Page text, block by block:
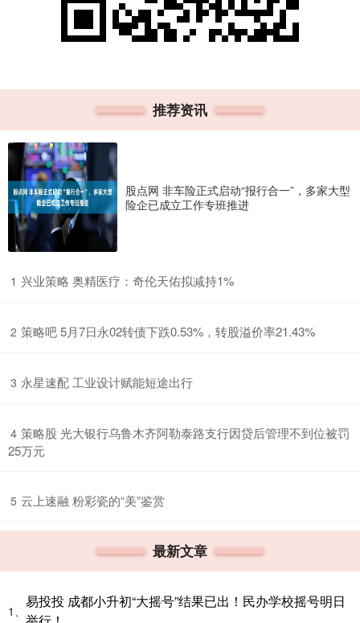
推荐资讯
股点网 非车险正式启动“报行合一”，多家大型
险企已成立工作专班推进
1 ​兴业策略 奥精医疗：奇伦天佑拟减持1%
2 ​策略吧 5月7日永02转债下跌0.53%，转股溢价率21.43%
3 ​永星速配 工业设计赋能短途出行
4 ​策略股 光大银行乌鲁木齐阿勒泰路支行因贷后管理不到位被罚
25万元
5 ​云上速融 粉彩瓷的“美”鉴赏
最新文章
1、
易投投 成都小升初“大摇号”结果已出！民办学校摇号明日